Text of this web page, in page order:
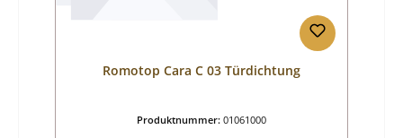
Romotop Cara C 03 Türdichtung
Produktnummer: 01061000